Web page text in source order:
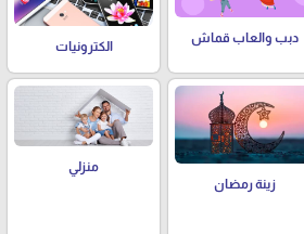
دبب والعاب قماش
الكترونيات
زينة رمضان
منزلي